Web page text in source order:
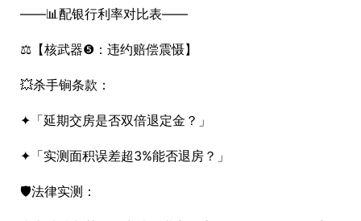
——📊配银行利率对比表——
⚖️【核武器❺：违约赔偿震慑】
💥杀手锏条款：
✦「延期交房是否双倍退定金？」
✦「实测面积误差超3%能否退房？」
🛡️法律实测：